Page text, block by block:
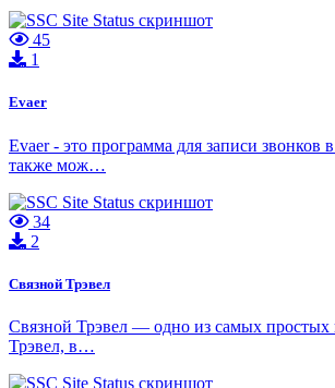
45
1
Evaer
Evaer - это программа для записи
также мож…
34
2
Связной Трэвел
Связной Трэвел — одно из самых
Трэвел, в…